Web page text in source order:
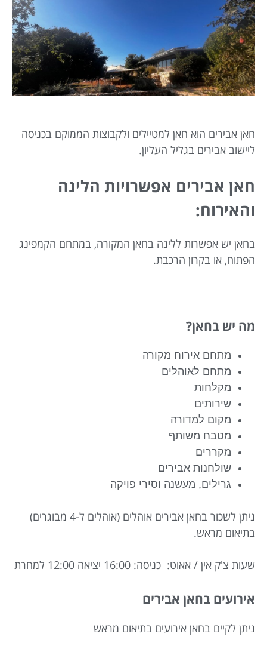
חאן אבירים הוא חאן למטיילים ולקבוצות הממוקם בכניסה
ליישוב אבירים בגליל העליון.
חאן אבירים אפשרויות הלינה
והאירוח:
בחאן יש אפשרות ללינה בחאן המקורה, במתחם הקמפינג
הפתוח, או בקרון הרכבת.
מה יש בחאן?
מתחם אירוח מקורה
מתחם לאוהלים
מקלחות
שירותים
מקום למדורה
מטבח משותף
מקררים
שולחנות אבירים
גרילים, מעשנה וסירי פויקה
ניתן לשכור בחאן אבירים אוהלים (אוהלים ל-4 מבוגרים)
בתיאום מראש.
שעות צ'ק אין / אאוט: כניסה: 16:00 יציאה 12:00 למחרת
אירועים בחאן אבירים
ניתן לקיים בחאן אירועים בתיאום מראש